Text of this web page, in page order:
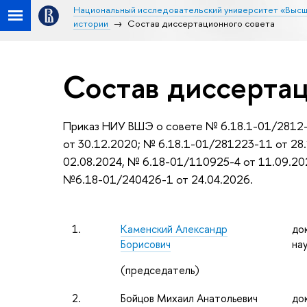
Национальный исследовательский университет
истории
Состав диссертационного совета
Состав
Приказ НИУ ВШЭ о совете № 6.18.1-01/
от 30.12.2020; № 6.18.1-01/281223-11 от
02.08.2024, № 6.18-01/110925-4 от
№6.18-01/240426-1 от 24.04.2026.
1.
Каменский Александр
Борисович
(председатель)
2.
Бойцов Михаил Анатольевич